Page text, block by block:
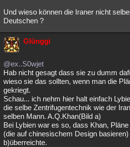
Und wieso können die Iraner nicht
Deutschen ?
Glünggi
@ex..S0wjet
Hab nicht gesagt dass sie zu dumm
wieso sie das sollten, wenn man die
gekriegt.
Schau... ich nehm hier halt einfach
die selbe Zentrifugentechnik wie der
selben Mann. A.Q.Khan(Bild a)
Bei Lybien war es so, dass Khan,
(die auf chinesischem Design
b)überreichte.